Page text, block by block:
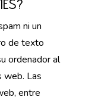
ni un
de texto
ordenador al
web. Las
entre